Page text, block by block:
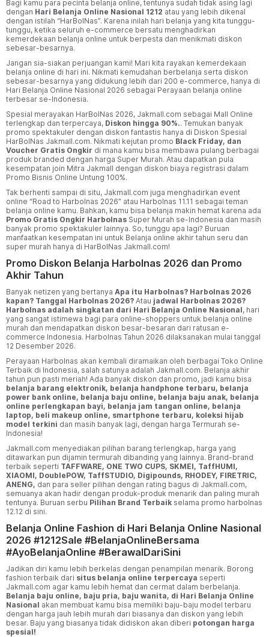
Bagi kamu para pecinta belanja online, tentunya sudah tidak asing lagi
dengan Hari Belanja Online Nasional 1212 atau yang lebih dikenal
dengan istilah “HarBolNas”. Karena inilah hari belanja yang kita tunggu-
tunggu, ketika seluruh e-commerce bersatu menghadirkan
kemerdekaan belanja online untuk berpesta dan menikmati diskon
sebesar-besarnya.
Jangan sia-siakan perjuangan kami! Mari kita rayakan kemerdekaan
belanja online di hari ini. Nikmati kemudahan berbelanja serta diskon
sebesar-besarnya yang didukung lebih dari 200 e-commerce, hanya di
Hari Belanja Online Nasional 2026 sebagai Perayaan belanja online
terbesar se-Indonesia.
Spesial merayakan HarBolNas 2026, Jakmall.com sebagai Mall Online
terlengkap dan terpercaya, Diskon hingga 90%.. Temukan banyak
promo spektakuler dengan diskon fantastis hanya di Diskon Spesial
HarBolNas Jakmall.com. Nikmati kejutan promo Black Friday, dan
Voucher Gratis Ongkir di mana kamu bisa membawa pulang berbagai
produk branded dengan harga Super Murah. Atau dapatkan pula
kesempatan join Mitra Jakmall dengan diskon biaya registrasi dalam
Promo Bisnis Online Untung 100%.
Tak berhenti sampai di situ, Jakmall.com juga menghadirkan event
online “Road to Harbolnas 2026” atau Harbolnas 11.11 sebagai teman
belanja online kamu. Bahkan, kamu bisa belanja makin hemat karena ada
Promo Gratis Ongkir Harbolnas Super Murah se-Indonesia dan masih
banyak promo spektakuler lainnya. So, tunggu apa lagi? Buruan
manfaatkan kesempatan ini untuk Belanja online akhir tahun seru dan
super murah hanya di HarBolNas Jakmall.com!
Promo Diskon Belanja Harbolnas 2026 dan Promo
Akhir Tahun
Banyak netizen yang bertanya Apa itu Harbolnas? Harbolnas 2026
kapan? Tanggal Harbolnas 2026? Atau jadwal Harbolnas 2026?
Harbolnas adalah singkatan dari Hari Belanja Online Nasional, hari
yang sangat istimewa bagi para online-shoppers untuk belanja online
murah dan mendapatkan diskon besar-besaran dari ratusan e-
commerce Indonesia. Harbolnas Tahun 2026 dilaksanakan mulai tanggal
12 Desember 2026.
Perayaan Harbolnas akan kembali diramaikan oleh berbagai Toko Online
Terbaik di Indonesia, salah satunya adalah Jakmall.com. Belanja akhir
tahun pun pasti meriah! Ada banyak diskon dan promo, jadi kamu bisa
belanja barang elektronik, belanja handphone terbaru, belanja
power bank online, belanja baju online, belanja baju anak, belanja
online perlengkapan bayi, belanja jam tangan online, belanja
laptop, beli makeup online, smartphone terbaru, koleksi hijab
model terkini dan masih banyak lagi, dengan harga Termurah se-
Indonesia!
Jakmall.com menyediakan pilihan barang terlengkap, harga yang
ditawarkan pun dijamin termurah dibanding yang lainnya. Brand-brand
terbaik seperti TAFFWARE, ONE TWO CUPS, SKMEI, TaffHUMI,
XIAOMI, DoublePOW, TaffSTUDIO, Digipounds, RHODEY, FIRETRIC,
ANENG, dan para seller pilihan dengan rating bagus di Jakmall.com,
semuanya akan hadir dengan produk-produk menarik dan paling murah
tentunya. Buruan serbu Pilihan Brand Terbaik selama promo harbolnas
12.12 di sini.
Belanja Online Fashion di Hari Belanja Online Nasional
2026 #1212Sale #BelanjaOnlineBersama
#AyoBelanjaOnline #BerawalDariSini
Jadikan diri kamu lebih berkelas dengan penampilan menarik. Borong
fashion terbaik dari situs belanja online terpercaya seperti
Jakmall.com agar kamu lebih hemat dan cermat dalam berbelanja.
Belanja baju online, baju pria, baju wanita, di Hari Belanja Online
Nasional akan membuat kamu bisa memiliki baju-baju model terbaru
dengan harga jauh lebih murah dari biasanya dan diskon yang lebih
besar. Baju yang biasanya tidak didiskon akan diberi potongan harga
spesial!